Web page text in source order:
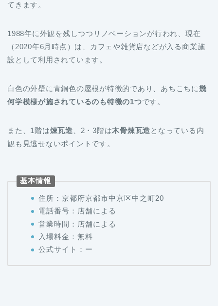
てきます。
1988年に外観を残しつつリノベーションが行われ、現在
（2020年6月時点）は、カフェや雑貨店などが入る商業施
設として利用されています。
白色の外壁に青銅色の屋根が特徴的であり、あちこちに幾
何学模様が施されているのも特徴の1つです。
また、1階は煉瓦造、2・3階は木骨煉瓦造となっている内
観も見逃せないポイントです。
基本情報
住所：京都府京都市中京区中之町20
電話番号：店舗による
営業時間：店舗による
入場料金：無料
公式サイト：ー